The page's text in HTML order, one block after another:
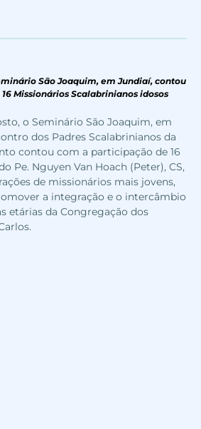
São Joaquim, em Jundiaí, contou
Missionários Scalabrinianos idosos
o Seminário São Joaquim, em
dos Padres Scalabrinianos da
contou com a participação de 16
Pe. Nguyen Van Hoach (Peter), CS,
de missionários mais jovens,
a integração e o intercâmbio
etárias da Congregação dos